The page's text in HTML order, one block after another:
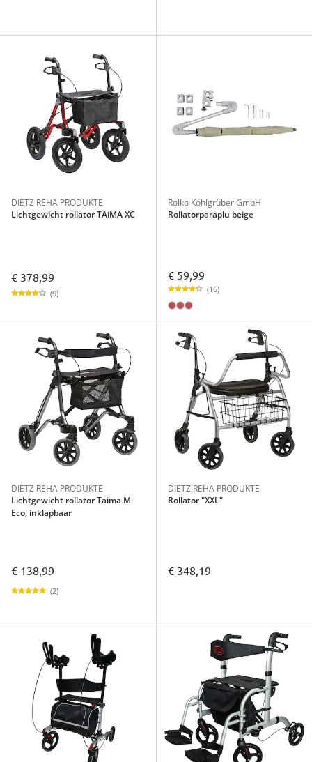
DIETZ REHA PRODUKTE
Lichtgewicht rollator TAiMA XC
€ 378,99
(9)
Rolko Kohlgrüber GmbH
Rollatorparaplu beige
€ 59,99
(16)
DIETZ REHA PRODUKTE
Lichtgewicht rollator Taima M-
Eco, inklapbaar
€ 138,99
(2)
DIETZ REHA PRODUKTE
Rollator "XXL"
€ 348,19